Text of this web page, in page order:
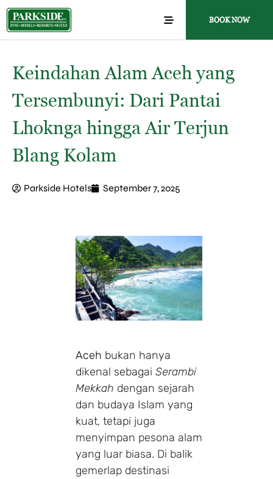
BOOK NOW
Keindahan Alam Aceh yang
Tersembunyi: Dari Pantai
Lhoknga hingga Air Terjun
Blang Kolam
Parkside Hotels September 7, 2025
Aceh bukan hanya
dikenal sebagai Serambi
Mekkah dengan sejarah
dan budaya Islam yang
kuat, tetapi juga
menyimpan pesona alam
yang luar biasa. Di balik
gemerlap destinasi